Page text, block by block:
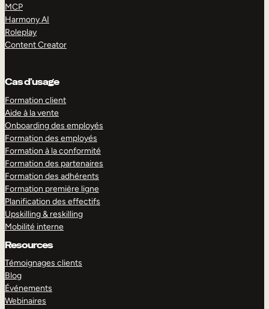
MCP
Harmony AI
Roleplay
Content Creator
Cas d’usage
Formation client
Aide à la vente
Onboarding des employés
Formation des employés
Formation à la conformité
Formation des partenaires
Formation des adhérents
Formation première ligne
Planification des effectifs
Upskilling & reskilling
Mobilité interne
Resources
Témoignages clients
Blog
Événements
Webinaires